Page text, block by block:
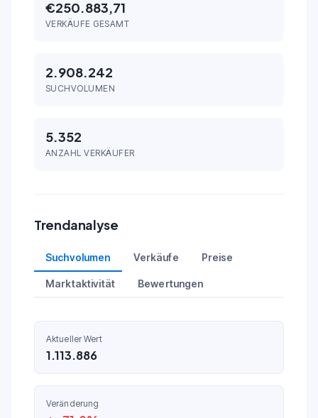
€250.883,71
VERKÄUFE GESAMT
2.908.242
SUCHVOLUMEN
5.352
ANZAHL VERKÄUFER
Trendanalyse
Suchvolumen Verkäufe Preise
Marktaktivität Bewertungen
Aktueller Wert
1.113.886
Veränderung